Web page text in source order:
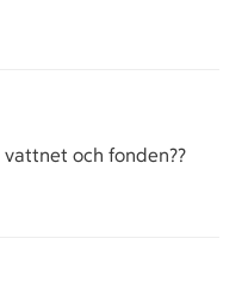
och fonden??